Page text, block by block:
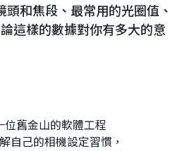
和焦段、最常用的光圈值、
這樣的數據對你有多大的意
位舊金山的軟體工程
自己的相機設定習慣，